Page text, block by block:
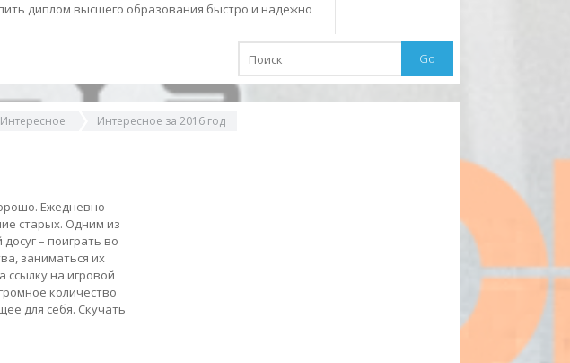
диплом высшего образования быстро и надежно
Go
Интересное Интересное за 2016 год
Ежедневно
старых. Одним из
– поиграть во
заниматься их
ссылку на игровой
количество
для себя. Скучать